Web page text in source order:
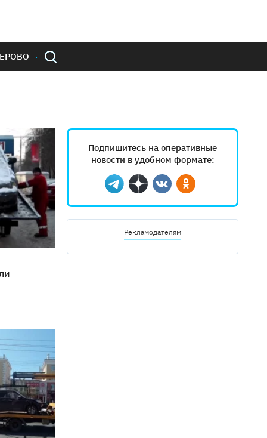
Подпишитесь на оперативные
новости в удобном формате:
Telegram
ДзенВконтактеОдноклассники
Рекламодателям